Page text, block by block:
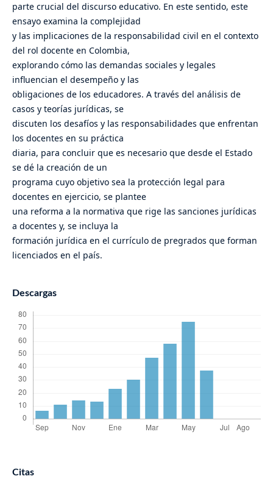
parte crucial del discurso educativo. En este sentido, este
ensayo examina la complejidad
y las implicaciones de la responsabilidad civil en el contexto
del rol docente en Colombia,
explorando cómo las demandas sociales y legales
influencian el desempeño y las
obligaciones de los educadores. A través del análisis de
casos y teorías jurídicas, se
discuten los desafíos y las responsabilidades que enfrentan
los docentes en su práctica
diaria, para concluir que es necesario que desde el Estado
se dé la creación de un
programa cuyo objetivo sea la protección legal para
docentes en ejercicio, se plantee
una reforma a la normativa que rige las sanciones jurídicas
a docentes y, se incluya la
formación jurídica en el currículo de pregrados que forman
licenciados en el país.
Descargas
Citas